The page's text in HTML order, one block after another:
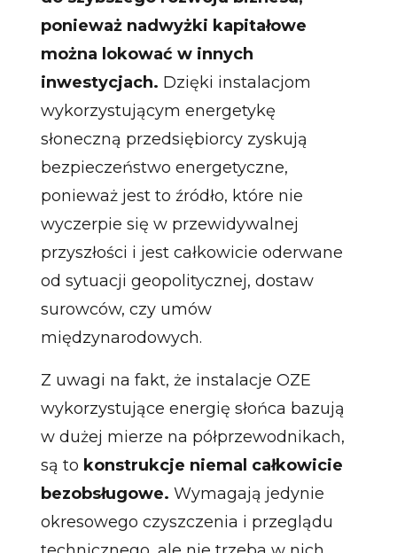
ponieważ nadwyżki kapitałowe
można lokować w innych
inwestycjach. Dzięki instalacjom
wykorzystującym energetykę
słoneczną przedsiębiorcy zyskują
bezpieczeństwo energetyczne,
ponieważ jest to źródło, które nie
wyczerpie się w przewidywalnej
przyszłości i jest całkowicie oderwane
od sytuacji geopolitycznej, dostaw
surowców, czy umów
międzynarodowych.
Z uwagi na fakt, że instalacje OZE
wykorzystujące energię słońca bazują
w dużej mierze na półprzewodnikach,
są to konstrukcje niemal całkowicie
bezobsługowe. Wymagają jedynie
okresowego czyszczenia i przeglądu